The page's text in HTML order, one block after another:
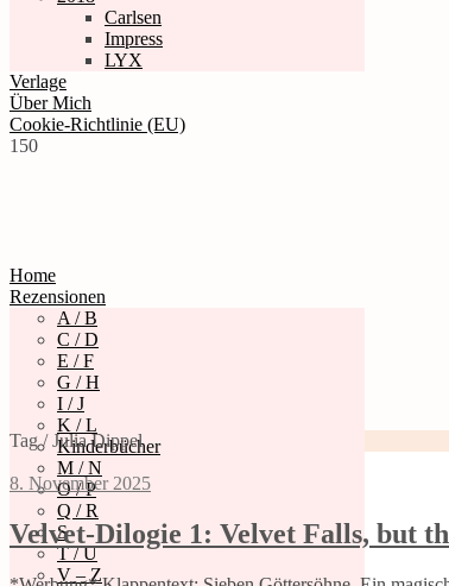
Carlsen
Impress
LYX
Verlage
Über Mich
Cookie-Richtlinie (EU)
150
Home
Rezensionen
A / B
C / D
E / F
G / H
I / J
K / L
Kinderbücher
M / N
O / P
Q / R
S
T / U
V – Z
Tag / Julia Dippel
8. November 2025
Velvet-Dilogie 1: Velvet Falls, but